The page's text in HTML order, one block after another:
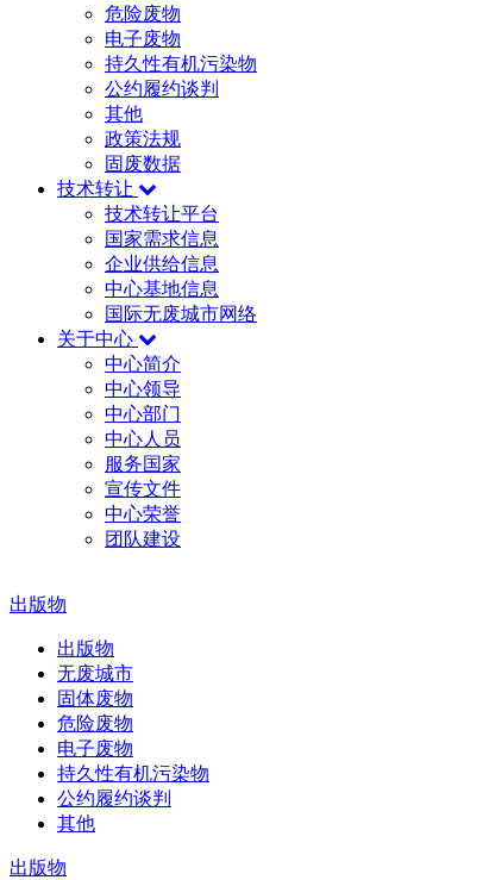
危险废物
电子废物
持久性有机污染物
公约履约谈判
其他
政策法规
固废数据
技术转让
技术转让平台
国家需求信息
企业供给信息
中心基地信息
国际无废城市网络
关于中心
中心简介
中心领导
中心部门
中心人员
服务国家
宣传文件
中心荣誉
团队建设
出版物
出版物
无废城市
固体废物
危险废物
电子废物
持久性有机污染物
公约履约谈判
其他
出版物